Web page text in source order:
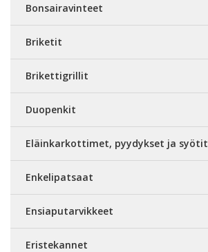
Bonsairavinteet
Briketit
Brikettigrillit
Duopenkit
Eläinkarkottimet, pyydykset ja syötit
Enkelipatsaat
Ensiaputarvikkeet
Eristekannet